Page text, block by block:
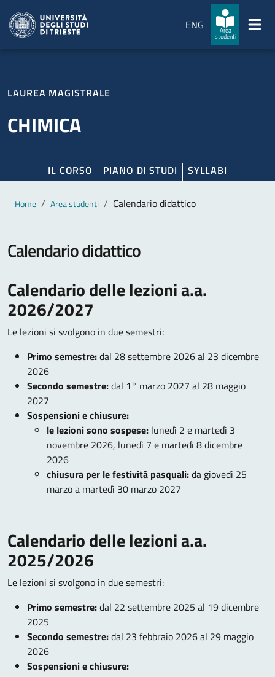
ENG
Area
studenti
LAUREA MAGISTRALE
CHIMICA
IL CORSO PIANO DI STUDI SYLLABI
Contenuto principale
Breadcrumb
Home Area studenti Calendario didattico
Calendario didattico
Calendario delle lezioni a.a.
2026/2027
Le lezioni si svolgono in due semestri:
Primo semestre:dal 28 settembre 2026 al 23 dicembre
2026
Secondo semestre:dal 1° marzo 2027 al 28 maggio
2027
Sospensioni e chiusure:
le lezioni sono sospese: lunedì 2 e martedì 3
novembre 2026, lunedì 7 e martedì 8 dicembre
2026
chiusura per le festività pasquali:da giovedì 25
marzo a martedì 30 marzo 2027
Calendario delle lezioni a.a.
2025/2026
Le lezioni si svolgono in due semestri:
Primo semestre:dal 22 settembre 2025 al 19 dicembre
2025
Secondo semestre:dal 23 febbraio 2026 al 29 maggio
2026
Sospensioni e chiusure: